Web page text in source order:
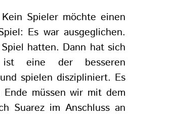
Spieler möchte einen
Es war ausgeglichen.
hatten. Dann hat sich
eine der besseren
spielen diszipliniert. Es
müssen wir mit dem
Suarez im Anschluss an